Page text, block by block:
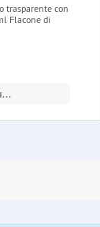
trasparente con
Flacone di